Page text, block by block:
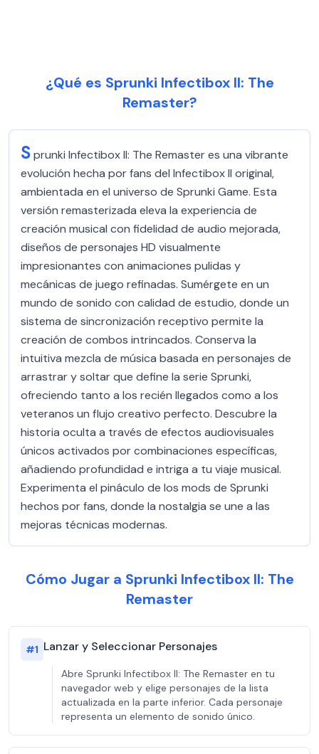
¿Qué es Sprunki Infectibox II: The
Remaster?
Sprunki Infectibox II: The Remaster es una vibrante
evolución hecha por fans del Infectibox II original,
ambientada en el universo de Sprunki Game. Esta
versión remasterizada eleva la experiencia de
creación musical con fidelidad de audio mejorada,
diseños de personajes HD visualmente
impresionantes con animaciones pulidas y
mecánicas de juego refinadas. Sumérgete en un
mundo de sonido con calidad de estudio, donde un
sistema de sincronización receptivo permite la
creación de combos intrincados. Conserva la
intuitiva mezcla de música basada en personajes de
arrastrar y soltar que define la serie Sprunki,
ofreciendo tanto a los recién llegados como a los
veteranos un flujo creativo perfecto. Descubre la
historia oculta a través de efectos audiovisuales
únicos activados por combinaciones específicas,
añadiendo profundidad e intriga a tu viaje musical.
Experimenta el pináculo de los mods de Sprunki
hechos por fans, donde la nostalgia se une a las
mejoras técnicas modernas.
Cómo Jugar a Sprunki Infectibox II: The
Remaster
#1 Lanzar y Seleccionar Personajes
Abre Sprunki Infectibox II: The Remaster en tu
navegador web y elige personajes de la lista
actualizada en la parte inferior. Cada personaje
representa un elemento de sonido único.